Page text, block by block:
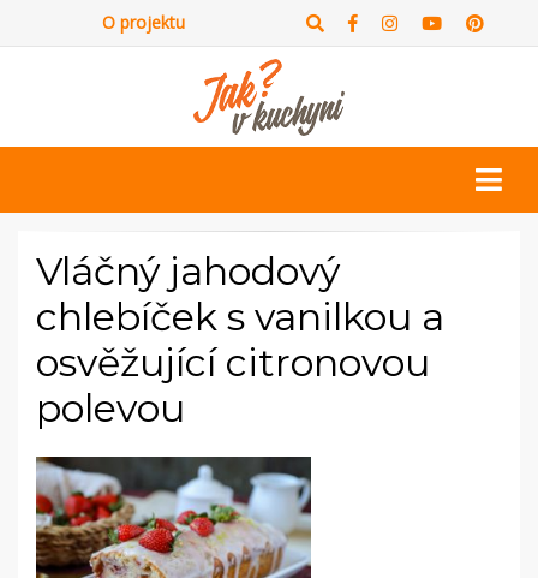
O projektu
Vláčný jahodový
chlebíček s vanilkou a
osvěžující citronovou
polevou